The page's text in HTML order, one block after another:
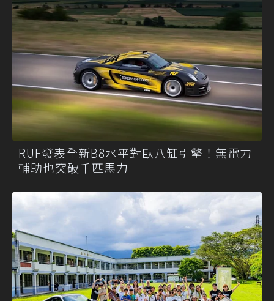
RUF發表全新B8水平對臥八缸引擎！無電力
輔助也突破千匹馬力